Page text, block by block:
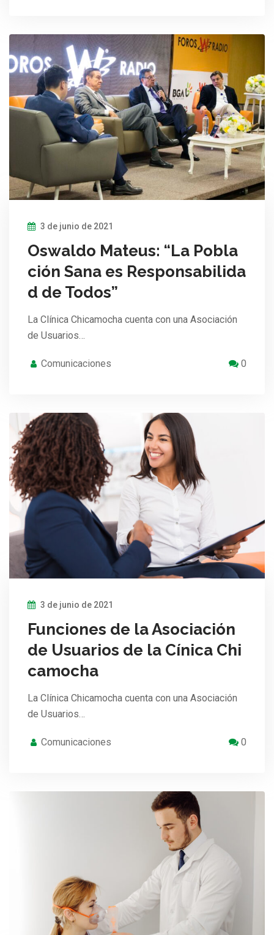
3 de junio de 2021
Oswaldo Mateus: “La Pobla
ción Sana es Responsabilida
d de Todos”
La Clínica Chicamocha cuenta con una Asociación
de Usuarios…
Comunicaciones 0
3 de junio de 2021
Funciones de la Asociación
de Usuarios de la Cínica Chi
camocha
La Clínica Chicamocha cuenta con una Asociación
de Usuarios…
Comunicaciones 0